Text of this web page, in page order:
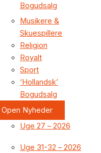
Bogudsalg
Musikere &
Skuespillere
Religion
Royalt
Sport
‘Hollandsk’
Bogudsalg
Open Nyheder
Uge 27 – 2026
Uge 31-32 – 2026